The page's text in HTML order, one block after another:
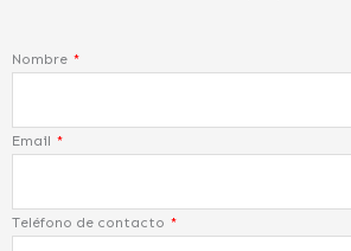
Nombre
Email
Teléfono de contacto